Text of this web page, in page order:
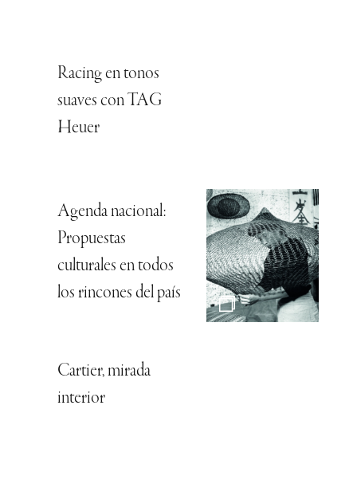
Racing en tonos
suaves con TAG
Heuer
Agenda nacional:
Propuestas
culturales en todos
los rincones del país
Cartier, mirada
interior